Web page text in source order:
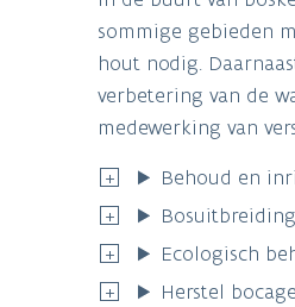
sommige gebieden
hout nodig.
verbetering van de
medewerking van
Behoud en
Ecologisch
Herstel